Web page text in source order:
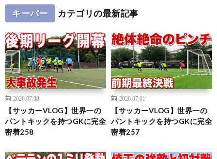
キーパー カテゴリの最新記事
2026.07.08
【サッカーVLOG】世界一の
パントキックを持つGKに完全
密着258
2026.07.01
【サッカーVLOG】世界一の
パントキックを持つGKに完全
密着257